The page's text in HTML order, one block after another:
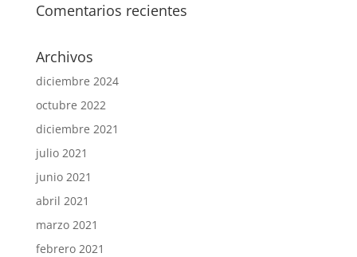
Comentarios recientes
Archivos
diciembre 2024
octubre 2022
diciembre 2021
julio 2021
junio 2021
abril 2021
marzo 2021
febrero 2021